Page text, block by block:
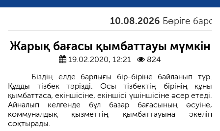
10.08.2026 Бөріге барсаң,
Жарық бағасы қымбаттауы мүмкін
19.02.2020, 12:21
824
Біздің елде барлығы бір-біріне байланып тұр.
Құдды тізбек тәрізді. Осы тізбектің бірінің құны
қымбаттаса, екіншісіне, екіншісі үшіншісіне әсер етеді.
Айналып келгенде бұл базар бағасының өсуіне,
коммуналдық қызметтің қымбаттауына әкеліп
соқтырады.